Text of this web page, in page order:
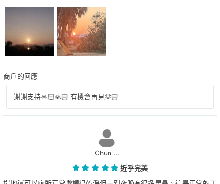
商戶的回應
謝謝支持🙏🏻🙏🏻 有機會再見🫶🏻
Chun ...
近乎完美